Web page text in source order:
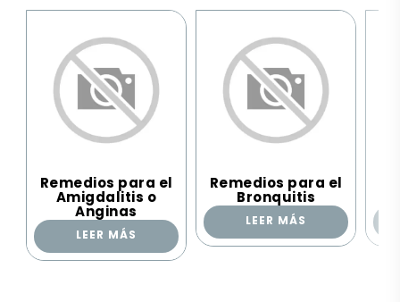
Remedios para el
Amigdalitis o
Anginas
LEER MÁS
Remedios para el
Bronquitis
LEER MÁS